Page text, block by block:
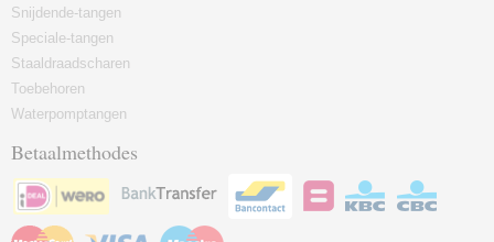
Snijdende-tangen
Speciale-tangen
Staaldraadscharen
Toebehoren
Waterpomptangen
Betaalmethodes